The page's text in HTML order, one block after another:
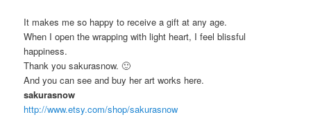
It makes me so happy to receive a gift at any age.
When I open the wrapping with light heart, I feel blissful
happiness.
Thank you sakurasnow. 🙂
And you can see and buy her art works here.
sakurasnow
http://www.etsy.com/shop/sakurasnow